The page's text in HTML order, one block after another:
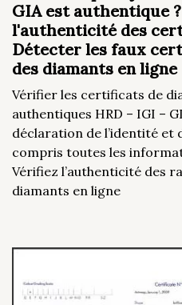
GIA est authentique
l'authenticité des
Détecter les faux
des diamants en ligne
Vérifier les certificats de
authentiques HRD – IGI –
déclaration de l’identité et
compris toutes les
Vérifiez l’authenticité des
diamants en ligne